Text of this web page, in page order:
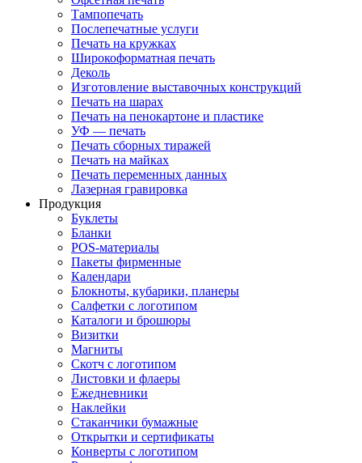
Тампопечать
Послепечатные услуги
Печать на кружках
Широкоформатная печать
Деколь
Изготовление выставочных конструкций
Печать на шарах
Печать на пенокартоне и пластике
УФ — печать
Печать сборных тиражей
Печать на майках
Печать переменных данных
Лазерная гравировка
Продукция
Буклеты
Бланки
POS-материалы
Пакеты фирменные
Календари
Блокноты, кубарики, планеры
Салфетки с логотипом
Каталоги и брошюры
Визитки
Магниты
Скотч с логотипом
Листовки и флаеры
Ежедневники
Наклейки
Стаканчики бумажные
Открытки и сертификаты
Конверты с логотипом